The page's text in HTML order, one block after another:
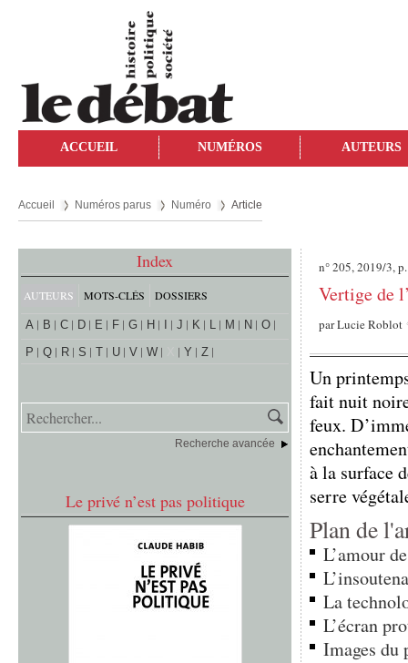
ACCUEIL NUMÉROS AUTEURS
Accueil Numéros parus Numéro Article
Index
AUTEURS MOTS-CLÉS DOSSIERS
A B C D E F G H J K L M N
O
P
Q R S T U V W Y Z
Recherche avancée
Le privé n’est pas politique
n° 205, 2019/3,
Vertige de
parLucie Roblot
Un
fait nuit
feux.
à la surface
serre
Plan de
L’amour
La
L’écran
Images du